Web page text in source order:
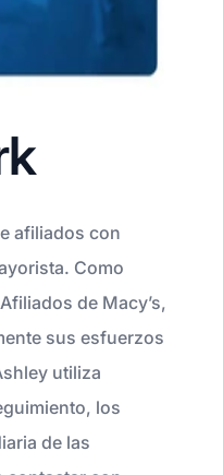
afiliados con
Como
de Macy’s,
sus esfuerzos
utiliza
los
de las